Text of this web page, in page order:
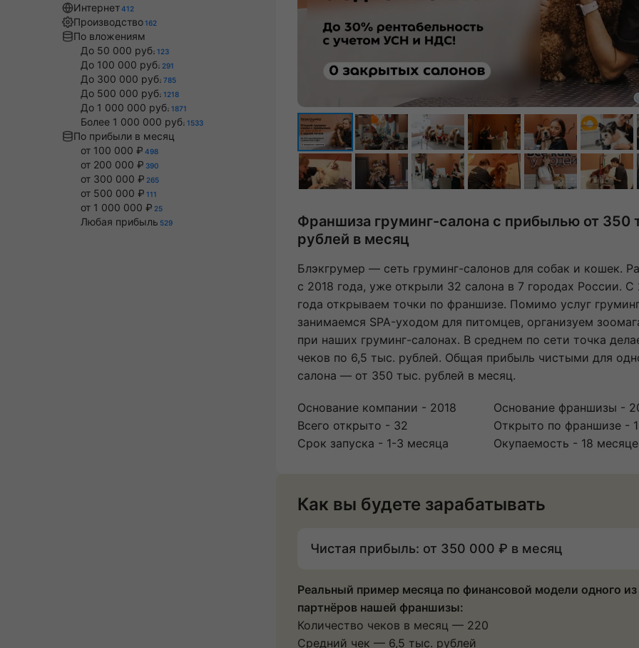
Интернет412
Производство162
По вложениям
До 50 000 руб. 123
До 100 000 руб. 291
До 300 000 руб. 785
До 500 000 руб. 1218
До 1 000 000 руб. 1871
Более 1 000 000 руб. 1533
По прибыли в месяц
от 100 000 ₽ 498
от 200 000 ₽ 390
от 300 000 ₽ 265
от 500 000 ₽ 111
от 1 000 000 ₽ 25
Любая прибыль 529
Франшиза груминг-салона с прибылью от 350
рублей в месяц
Блэкгрумер — сеть груминг-салонов для собак и кошек.
с 2018 года, уже открыли 32 салона в 7 городах России. С
года открываем точки по франшизе. Помимо услуг
занимаемся SPA-уходом для питомцев, организуем
при наших груминг-салонах. В среднем по сети точка
чеков по 6,5 тыс. рублей. Общая прибыль чистыми для
салона — от 350 тыс. рублей в месяц.
Основание компании - 2018
Основание франшизы -
Всего открыто - 32
Открыто по франшизе -
Срок запуска - 1-3 месяца
Окупаемость - 18
Как вы будете зарабатывать
Чистая прибыль: от 350 000 ₽ в месяц
Реальный пример месяца по финансовой модели одного из
партнёров нашей франшизы:
Количество чеков в месяц — 220
Средний чек — 6,5 тыс. рублей